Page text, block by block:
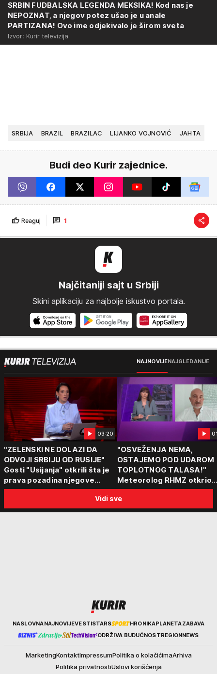
SRBIN FUDBALSKA LEGENDA MEKSIKA! Kod nas je
NEPOZNAT, a njegov potez ušao je u anale
PARTIZANA! Ovo ime odjekivalo je širom sveta
Izvor: Kurir televizija
SRBIJA BRAZIL BRAZILAC LIJANKO VOJNOVIĆ JAHTA
Budi deo Kurir zajednice.
Reaguj 1
Najčitaniji sajt u Srbiji
Skini aplikaciju za najbolje iskustvo portala.
NAJNOVIJENAJGLEDANIJE
03:20
"ZELENSKI NE DOLAZI DA
ODVOJI SRBIJU OD RUSIJE"
Gosti "Usijanja" otkrili šta je
prava pozadina njegove
posete Beogradu
"OSVEŽENJA NEMA,
OSTAJEMO POD UDAROM
TOPLOTNOG TALASA!"
Meteorolog RHMZ otkrio
kakvo vreme nas čeka do
kraja avgusta
Vidi sve
KurirNASLOVNANAJNOVIJEVESTISTARS HRONIKAPLANETAZABAVA
ODRŽIVA BUDUĆNOSTREGIONNEWS
MarketingKontaktImpressumPolitika o kolačićimaArhiva
Politika privatnostiUslovi korišćenja